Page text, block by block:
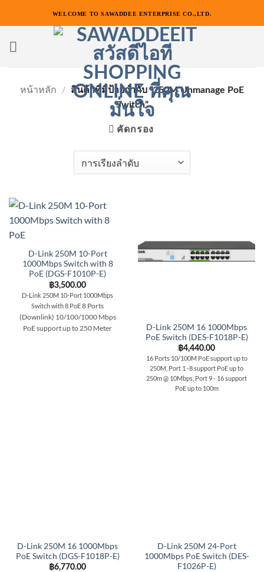
เนื้อหา
WELCOME TO SAWADDEE ENTERPRISE CO.,LTD.
หน้าหลัก /
สินค้าที่มีป้ายกำกับ “250M Unmanage PoE
Switch”
คัดกรอง
D-Link 250M 10-Port
1000Mbps Switch with 8
PoE (DGS-F1010P-E)
฿3,500.00
D-Link 250M 10-Port 1000Mbps
Switch with 8 PoE8 Ports
(Downlink) 10/100/1000 Mbps
PoE support up to 250 Meter
D-Link 250M 16 1000Mbps
PoE Switch (DES-F1018P-E)
฿4,440.00
16 Ports 10/100M PoE support up to
250M, Port 1 -8 support PoE up to
250m @ 10Mbps, Port 9 - 16 support
PoE up to 100m
D-Link 250M 16 1000Mbps
PoE Switch (DGS-F1018P-E)
฿6,770.00
D-Link 250M 24-Port
1000Mbps PoE Switch (DES-
F1026P-E)